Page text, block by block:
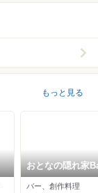
もっと見る
おとなの隠れ家
研
バー、創作料理